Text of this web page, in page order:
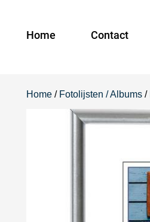
Home Contact
Home / Fotolijsten / Albums /